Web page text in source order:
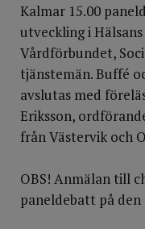
Kalmar 15.00
utveckling i
Vårdförbundet,
tjänstemän. Buffé
avslutas med
Eriksson,
från Västervik och
OBS! Anmälan till
paneldebatt på